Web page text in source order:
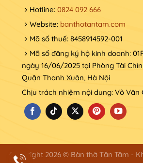
Hotline: 0824 092 666
Website: banthotantam.com
Mã số thuế: 8458914592-001
Mã số đăng ký hộ kinh doanh:
ngày 16/06/2025 tại Phòng Tài
Quận Thanh Xuân, Hà Nội
Chịu trách nhiệm nội dung: Võ Văn
Copyright 2026 © Bàn thờ Tận Tâm -